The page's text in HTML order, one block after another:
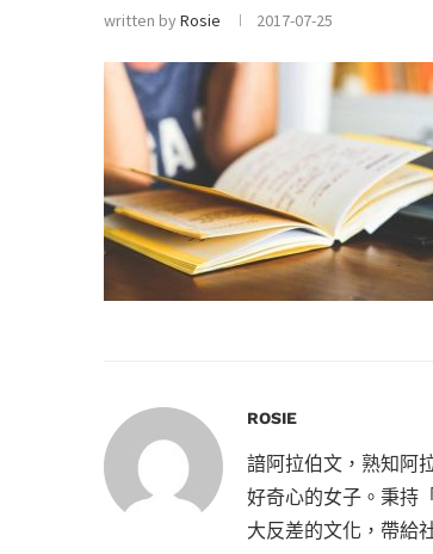
written byRosie 2017-07-25
ROSIE
諳阿拉伯文，熟知阿
好奇心的女子。秉持
大反差的文化，帶給